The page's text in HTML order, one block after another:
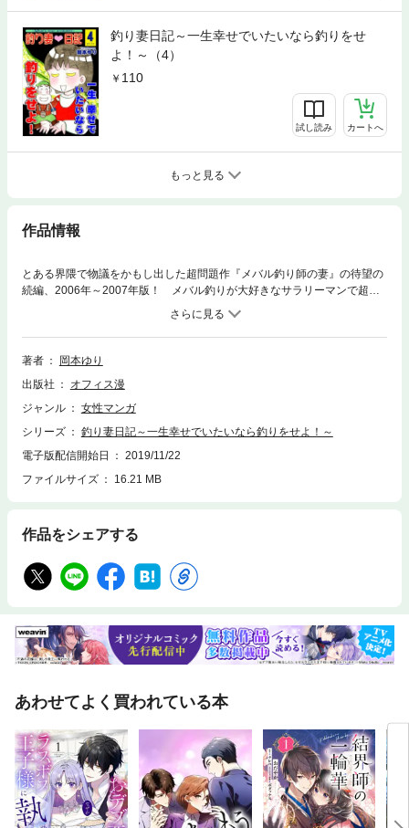
釣り妻日記～一生幸せでいたいなら釣りをせ
よ！～（4）
110
試し読み カートへ
もっと見る
作品情報
とある界隈で物議をかもし出した超問題作『メバル釣り師の妻』の待望の
続編、2006年～2007年版！ メバル釣りが大好きなサラリーマンで超釣
りバカの修ちゃん…その妻・ユリちゃんは「その後」も困り果ててい
た…。本作はそんな夫婦模様と読者投稿ネタを取り上げる豪華版！ 【収
録話】2006年…「うちの釣りバカ」、「年忘れドジ話」、2007年…「マ
イボート」、「ルアー勉強中」、「本末転倒？」、「円満のヒケツ」、
「釣れた後」、「人に厳しく」、「悟りの道」と大ボリューム！ マイペ
ースで憎めない素敵な!? 旦那様・修ちゃんと、苦労かけられっぱなしのそ
セイ・コミックの新章、第１巻！！
著者
岡本ゆり
出版社
オフィス漫
ジャンル
女性マンガ
シリーズ
釣り妻日記～一生幸せでいたいなら釣りをせよ！～
電子版配信開始日
2019/11/22
ファイルサイズ
16.21 MB
作品をシェアする
あわせてよく買われている本